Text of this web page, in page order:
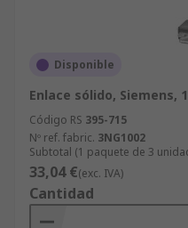
Disponible
Enlace sólido, Siemens,
Código RS 395-715
Nº ref. fabric. 3NG1002
Subtotal (1 paquete de 3
33,04 €(exc. IVA)
Cantidad